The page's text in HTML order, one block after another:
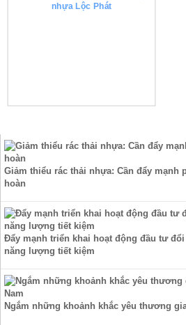
nhựa Lộc Phát
Giảm thiểu rác thải nhựa: Cần đẩy mạnh
hoàn
Đẩy mạnh triển khai hoạt động đầu tư
năng lượng tiết kiệm
Ngắm những khoảnh khắc yêu thương